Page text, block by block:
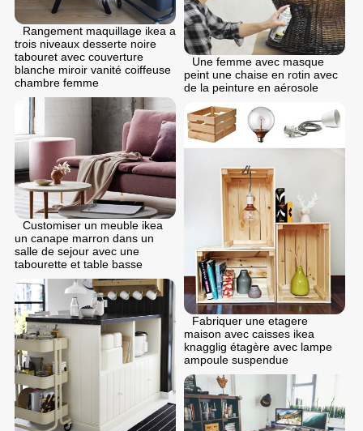
Rangement maquillage ikea a
trois niveaux desserte noire
tabouret avec couverture
blanche miroir vanité coiffeuse
chambre femme
Une femme avec masque
peint une chaise en rotin avec
de la peinture en aérosole
Customiser un meuble ikea
un canape marron dans un
salle de sejour avec une
tabourette et table basse
Fabriquer une etagere
maison avec caisses ikea
knagglig étagère avec lampe
ampoule suspendue